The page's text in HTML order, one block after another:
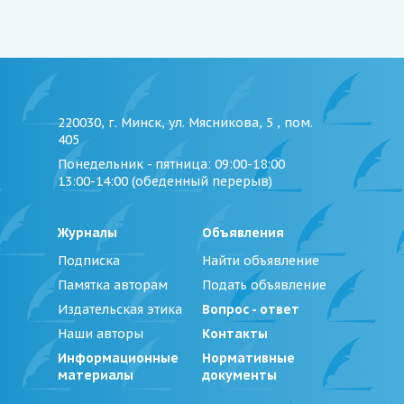
220030, г. Минск, ул. Мясникова, 5 , пом.
405
Понедельник - пятница: 09:00-18:00
13:00-14:00 (обеденный перерыв)
Журналы
Подписка
Памятка авторам
Издательская этика
Наши авторы
Информационные
материалы
Объявления
Найти объявление
Подать объявление
Вопрос - ответ
Контакты
Нормативные
документы